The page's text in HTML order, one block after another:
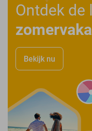
Ontdek de
Bekijk nu